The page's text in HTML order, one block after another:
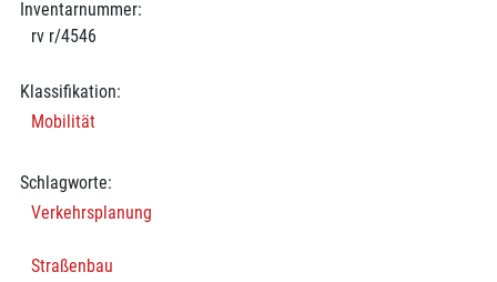
Inventarnummer:
rv r/4546
Klassifikation:
Mobilität
Schlagworte:
Verkehrsplanung
Straßenbau